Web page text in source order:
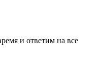
и ответим на все